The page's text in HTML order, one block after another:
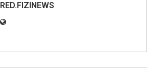
RED.FIZINEWS